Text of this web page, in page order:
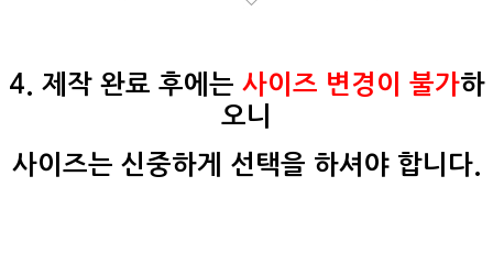
4. 제작 완료 후에는 사이즈 변경이 불가하
오니
사이즈는 신중하게 선택을 하셔야 합니다.